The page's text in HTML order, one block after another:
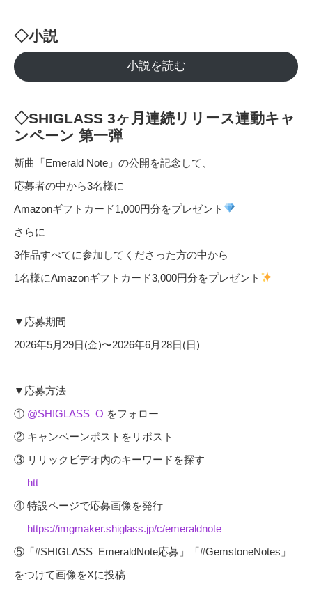
◇小説
小説を読む
◇SHIGLASS 3ヶ月連続リリース連動キャ
ンペーン 第一弾
新曲「Emerald Note」の公開を記念して、
応募者の中から3名様に
Amazonギフトカード1,000円分をプレゼント
さらに
3作品すべてに参加してくださった方の中から
1名様にAmazonギフトカード3,000円分をプレゼント
▼応募期間
2026年5月29日(金)〜2026年6月28日(日)
▼応募方法
① @SHIGLASS_O をフォロー
② キャンペーンポストをリポスト
③ リリックビデオ内のキーワードを探す
htt
④ 特設ページで応募画像を発行
https://imgmaker.shiglass.jp/c/emeraldnote
⑤「#SHIGLASS_EmeraldNote応募」「#GemstoneNotes」
をつけて画像をXに投稿